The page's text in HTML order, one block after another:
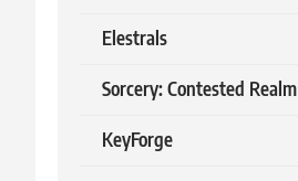
Elestrals
Sorcery: Contested Realm
KeyForge